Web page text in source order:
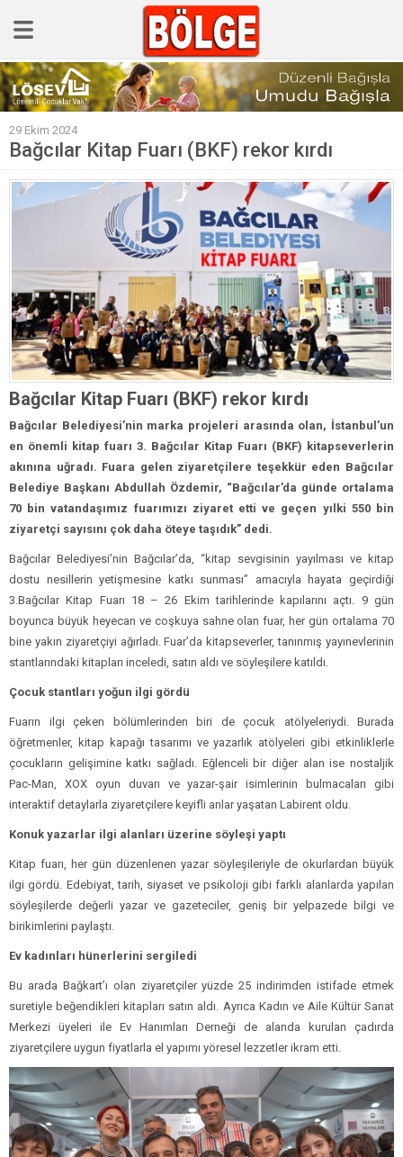
GÜNCEL
POLİTİKA
Polis & Adliye
SPOR
Sağlık & Yaşam
Kültür & Sanat
EĞİTİM
Müzik & Magazin
29 Ekim 2024
Bağcılar Kitap Fuarı (BKF) rekor kırdı
Bağcılar Kitap Fuarı (BKF) rekor kırdı
Bağcılar Belediyesi’nin marka projeleri arasında olan, İstanbul’un
en önemli kitap fuarı 3. Bağcılar Kitap Fuarı (BKF) kitapseverlerin
akınına uğradı. Fuara gelen ziyaretçilere teşekkür eden Bağcılar
Belediye Başkanı Abdullah Özdemir, “Bağcılar’da günde ortalama
70 bin vatandaşımız fuarımızı ziyaret etti ve geçen yılki 550 bin
ziyaretçi sayısını çok daha öteye taşıdık” dedi.
Bağcılar Belediyesi’nin Bağcılar’da, “kitap sevgisinin yayılması ve kitap
dostu nesillerin yetişmesine katkı sunması” amacıyla hayata geçirdiği
3.Bağcılar Kitap Fuarı 18 – 26 Ekim tarihlerinde kapılarını açtı. 9 gün
boyunca büyük heyecan ve coşkuya sahne olan fuar, her gün ortalama 70
bine yakın ziyaretçiyi ağırladı. Fuar’da kitapseverler, tanınmış yayınevlerinin
stantlarındaki kitapları inceledi, satın aldı ve söyleşilere katıldı.
Çocuk stantları yoğun ilgi gördü
Fuarın ilgi çeken bölümlerinden biri de çocuk atölyeleriydi. Burada
öğretmenler, kitap kapağı tasarımı ve yazarlık atölyeleri gibi etkinliklerle
çocukların gelişimine katkı sağladı. Eğlenceli bir diğer alan ise nostaljik
Pac-Man, XOX oyun duvarı ve yazar-şair isimlerinin bulmacaları gibi
interaktif detaylarla ziyaretçilere keyifli anlar yaşatan Labirent oldu.
Konuk yazarlar ilgi alanları üzerine söyleşi yaptı
Kitap fuarı, her gün düzenlenen yazar söyleşileriyle de okurlardan büyük
ilgi gördü. Edebiyat, tarih, siyaset ve psikoloji gibi farklı alanlarda yapılan
söyleşilerde değerli yazar ve gazeteciler, geniş bir yelpazede bilgi ve
birikimlerini paylaştı.
Ev kadınları hünerlerini sergiledi
Bu arada Bağkart’ı olan ziyaretçiler yüzde 25 indirimden istifade etmek
suretiyle beğendikleri kitapları satın aldı. Ayrıca Kadın ve Aile Kültür Sanat
Merkezi üyeleri ile Ev Hanımları Derneği de alanda kurulan çadırda
ziyaretçilere uygun fiyatlarla el yapımı yöresel lezzetler ikram etti.